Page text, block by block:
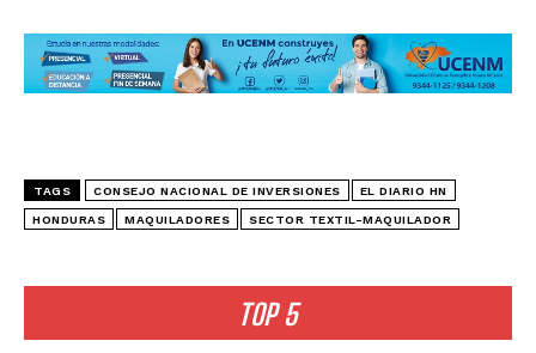
TOP 5
TAGS CONSEJO NACIONAL DE INVERSIONES EL DIARIO HN
HONDURAS MAQUILADORES SECTOR TEXTIL-MAQUILADOR